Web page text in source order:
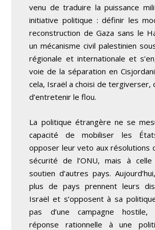
venu de traduire la puissance
initiative politique : définir les
reconstruction de Gaza sans le
un mécanisme civil palestinien
régionale et internationale et
voie de la séparation en
cela, Israël a choisi de tergiverser,
d’entretenir le flou.
La politique étrangère ne se
capacité de mobiliser les
opposer leur veto aux résolutions
sécurité de l’ONU, mais à celle
soutien d’autres pays.
plus de pays prennent leurs
Israël et s’opposent à sa
pas d’une campagne hostile,
réponse rationnelle à une